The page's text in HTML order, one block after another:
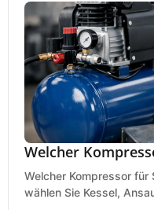
Welcher
Welcher Kompressor
wählen Sie Kessel,